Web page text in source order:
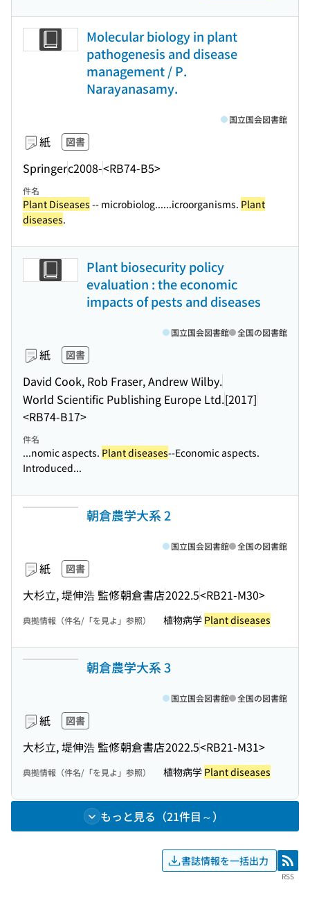
Molecular biology in plant
pathogenesis and disease
management / P.
Narayanasamy.
紙 図書
Springerc2008-<RB74-B5>
国立国会図書館
件名
Plant Diseases -- microbiolog......icroorganisms. Plant
diseases.
Plant biosecurity policy
evaluation : the economic
impacts of pests and diseases
紙 図書
David Cook, Rob Fraser, Andrew Wilby.
World Scientific Publishing Europe Ltd.[2017]
<RB74-B17>
国立国会図書館 全国の図書館
件名
...nomic aspects. Plant diseases--Economic aspects.
Introduced...
朝倉農学大系 2
紙 図書
大杉立, 堤伸浩 監修朝倉書店2022.5<RB21-M30>
国立国会図書館 全国の図書館
典拠情報（件名/「を見よ」参照） 植物病学 Plant diseases
朝倉農学大系 3
紙 図書
大杉立, 堤伸浩 監修朝倉書店2022.5<RB21-M31>
国立国会図書館 全国の図書館
典拠情報（件名/「を見よ」参照） 植物病学 Plant diseases
もっと見る（21件目～）
書誌情報を一括出力 RSS
RSS